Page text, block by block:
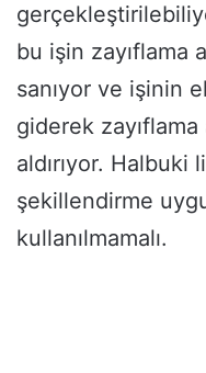
bu işin zayıflama
sanıyor ve işinin
giderek zayıflama
aldırıyor. Halbuki
şekillendirme
kullanılmamalı.